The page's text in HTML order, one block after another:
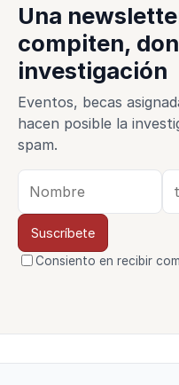
Una
compiten,
investigación
Eventos, becas
hacen posible la
spam.
Suscríbete
Consiento en recibir